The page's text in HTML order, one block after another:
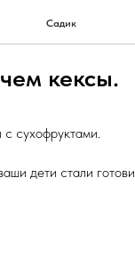
Садик
кексы.
сухофруктами.
дети стали